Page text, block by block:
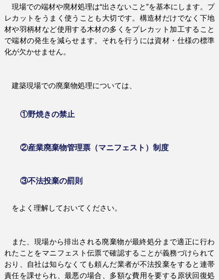
現場での端材や廃材処理は“出さないこと”を基本にします。プ
レカットをうまく使うことも大切です。構造材だけでなく下地
材や羽柄材など使用する木材の多くをプレカット加工すること
で端材の発生を減らせます。それを行うには資材・仕様の標準
化が欠かせません。
建築現場での廃棄物処理については、
①野焼きの禁止
②産業廃棄物管理票（マニフェスト）制度
③不法投棄の罰則
をよく理解しておいてください。
また、現場から排出される廃棄物が最終処分まで適正に行わ
れたことをマニフェスト伝票で確認することが義務づけられて
おり、自社は知らなくても頼んだ業者が不法投棄をすると連帯
責任を課せられ、最悪の場合、多額な費用を要する原状回復処